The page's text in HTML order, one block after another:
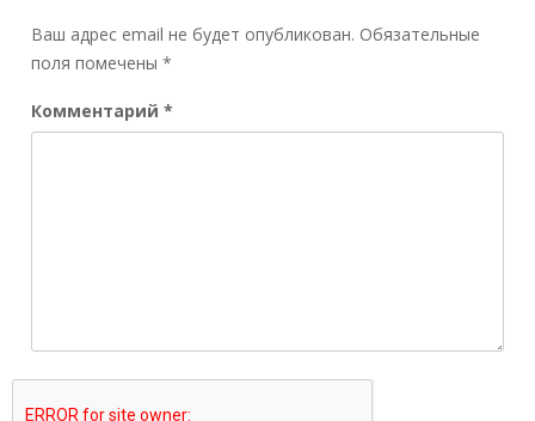
Ваш адрес email не будет опубликован. Обязательные
поля помечены *
Комментарий *